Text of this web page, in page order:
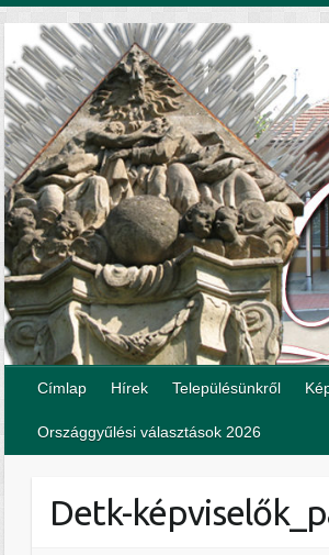
Címlap Hírek Településünkről
Országgyűlési választások 2026
Detk-